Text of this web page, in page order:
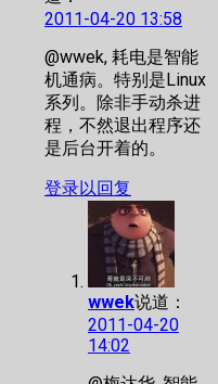
2011-04-20 13:58
@wwek, 耗电是智能
机通病。特别是Linux
系列。除非手动杀进
程，不然退出程序还
是后台开着的。
登录以回复
wwek说道：
2011-04-20
14:02